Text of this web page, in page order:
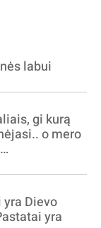
labui
gi kurą
o mero
vagia
Dievo
yra